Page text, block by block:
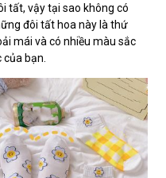
tất, vậy tại sao không có
đôi tất hoa này là thứ
mái và có nhiều màu sắc
của bạn.